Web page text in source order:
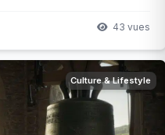
43 vues
Culture & Lifestyle